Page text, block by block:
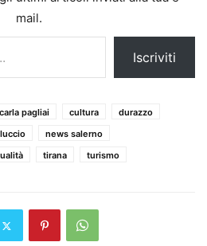
mail.
Iscriviti
carla pagliai cultura
durazzo
news salerno
tirana turismo